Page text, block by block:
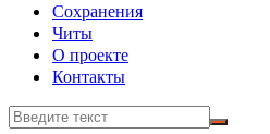
Сохранения
Читы
О проекте
Контакты